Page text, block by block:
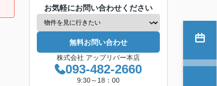
お気軽にお問い合わせください
無料お問い合わせ
株式会社 アップリバー本店
093-482-2660
9:30～18：00